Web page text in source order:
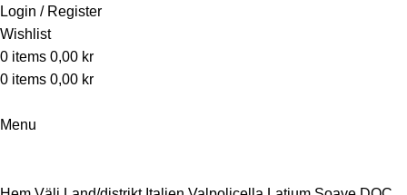
Login / Register
Wishlist
0 items 0,00 kr
0 items 0,00 kr
Menu